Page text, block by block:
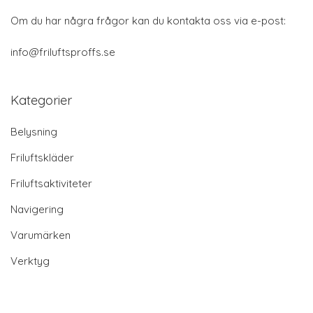
Om du har några frågor kan du kontakta oss via e-post:
info@friluftsproffs.se
Kategorier
Belysning
Friluftskläder
Friluftsaktiviteter
Navigering
Varumärken
Verktyg